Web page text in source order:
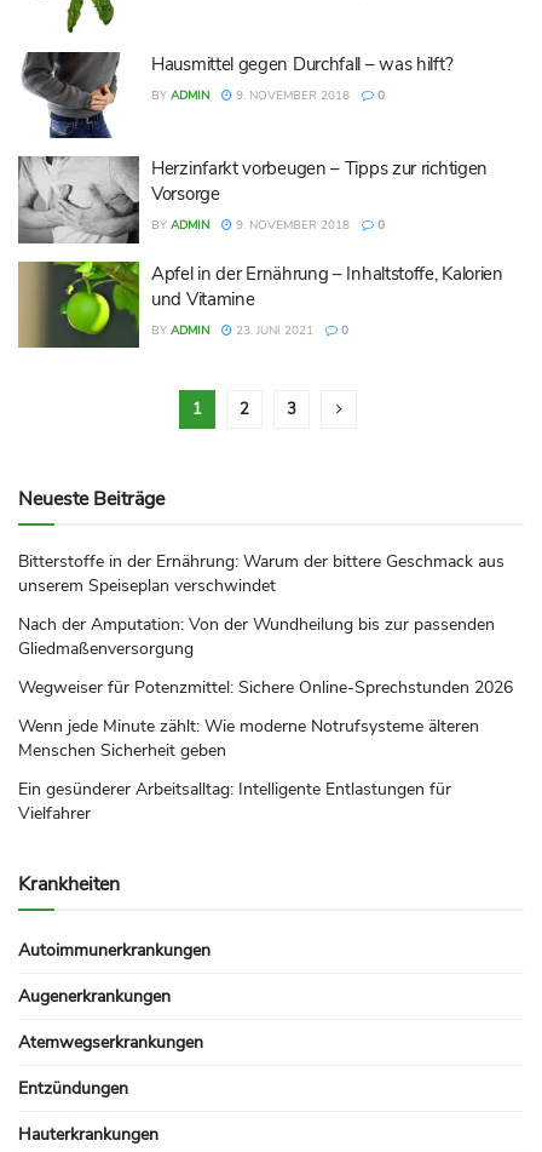
Hausmittel gegen Durchfall – was hilft?
BY ADMIN 9. NOVEMBER 2018 0
Herzinfarkt vorbeugen – Tipps zur richtigen
Vorsorge
BY ADMIN 9. NOVEMBER 2018 0
Apfel in der Ernährung – Inhaltstoffe, Kalorien
und Vitamine
BY ADMIN 23. JUNI 2021 0
1 2 3
Neueste Beiträge
Bitterstoffe in der Ernährung: Warum der bittere Geschmack aus
unserem Speiseplan verschwindet
Nach der Amputation: Von der Wundheilung bis zur passenden
Gliedmaßenversorgung
Wegweiser für Potenzmittel: Sichere Online-Sprechstunden 2026
Wenn jede Minute zählt: Wie moderne Notrufsysteme älteren
Menschen Sicherheit geben
Ein gesünderer Arbeitsalltag: Intelligente Entlastungen für
Vielfahrer
Krankheiten
Autoimmunerkrankungen
Augenerkrankungen
Atemwegserkrankungen
Entzündungen
Hauterkrankungen